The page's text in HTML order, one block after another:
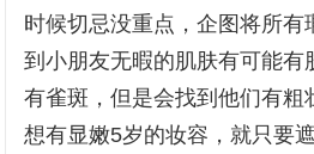
时候切忌没重点，企图将所有
到小朋友无暇的肌肤有可能有
有雀斑，但是会找到他们有粗
想有显嫩5岁的妆容，就只要